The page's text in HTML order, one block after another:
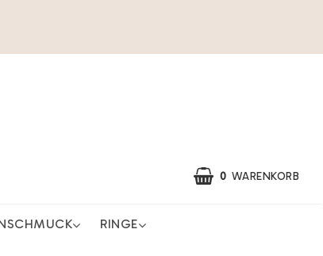
0 WARENKORB
IHR EINKAUFSWAGEN IST LEER
RINGE